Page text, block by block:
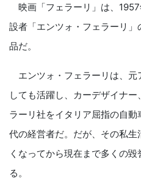
映画「フェラーリ」は、
設者「エンツォ・フェラーリ
品だ。
エンツォ・フェラーリは、元
しても活躍し、カーデザイナ
ラーリ社をイタリア屈指の自
代の経営者だ。だが、その私
くなってから現在まで多くの
る。